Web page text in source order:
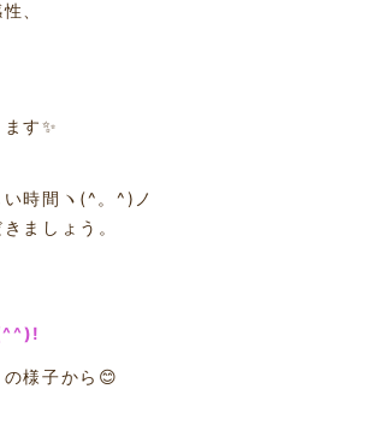
、
す✨
時間ヽ(^。^)ノ
ましょう。
様子から😊